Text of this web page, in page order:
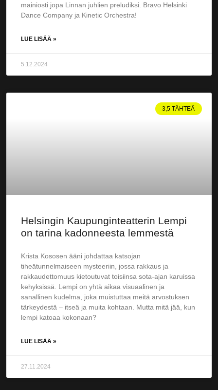
mainiosti jopa Linnan juhlien preludiksi. Bravo Helsinki
Dance Company ja Kinetic Orchestra!
LUE LISÄÄ »
5.12.2024
3,5 TÄHTEÄ
Helsingin Kaupunginteatterin Lempi
on tarina kadonneesta lemmestä
Krista Kososen ääni johdattaa katsojan
tiheätunnelmaiseen mysteeriin, jossa rakkaus ja
rakkaudettomuus kietoutuvat toisiinsa sota-ajan karuissa
kehyksissä. Lempi on yhtä aikaa visuaalinen ja
sanallinen kudelma, joka muistuttaa meitä arvostuksen
tärkeydestä – itseä ja muita kohtaan. Mutta mitä jää, kun
lempi katoaa kokonaan?
LUE LISÄÄ »
27.11.2024